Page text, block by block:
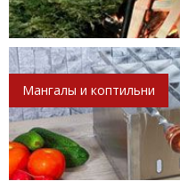
Мангалы и коптильни